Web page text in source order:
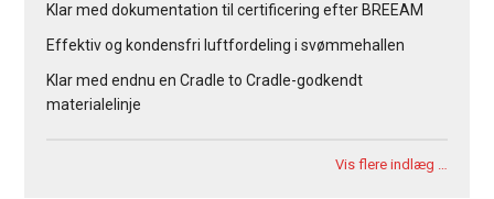
Klar med dokumentation til certificering efter BREEAM
Effektiv og kondensfri luftfordeling i svømmehallen
Klar med endnu en Cradle to Cradle-godkendt
materialelinje
Vis flere indlæg …